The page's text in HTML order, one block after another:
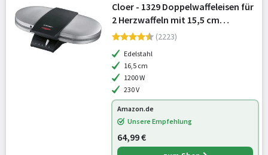
Cloer - 1329 Doppelwaffeleisen für
2 Herzwaffeln mit 15,5 cm
Durchmesser, Waffeleisen mit
Edelstahlgehäuse, stufenlosem
Bräunungsgrad un
(2223)
Edelstahl
16,5 cm
1200 W
230 V
Amazon.de
Unsere Empfehlung
64,99 €